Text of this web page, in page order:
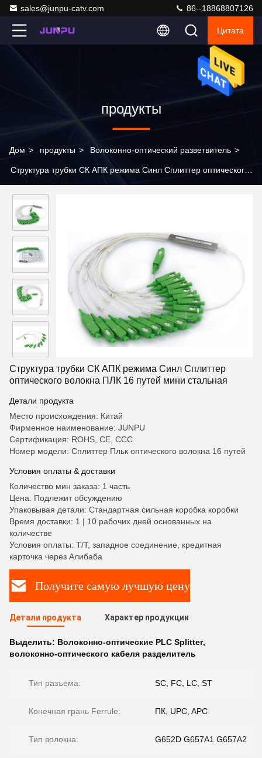
sales@junpu-catv.com 86--18868807126
Цитата
продукты
Дом > продукты > Волоконно-оптический разветвитель >
Структура трубки СК АПК режима Синл Сплиттер оптического
Структура трубки СК АПК режима Синл Сплиттер
оптического волокна ПЛК 16 путей мини стальная
Детали продукта
Место происхождения: Китай
Фирменное наименование: JUNPU
Сертификация: ROHS, CE, CCC
Номер модели: Сплиттер Пльк оптического волокна 16 путей
Условия оплаты & доставки
Количество мин заказа: 1 часть
Цена: Подлежит обсуждению
Упаковывая детали: Стандартная сильная коробка коробки
Время доставки: 1 | 10 рабочих дней основанных на
количестве
Условия оплаты: Т/Т, западное соединение, кредитная
карточка через Алибаба
Получите самую лучшую цену
Детали продукта Характер продукции
Выделить: Волоконно-оптические PLC Splitter,
волоконно-оптического кабеля разделитель
Тип разъема: SC, FC, LC, ST
Конечная грань Ferrule: ПК, UPC, APC
Тип волокна: G652D G657A1 G657A2